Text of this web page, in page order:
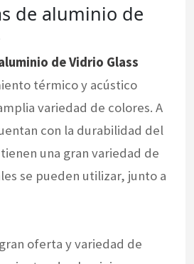
de aluminio de
de Vidrio Glass
térmico y acústico
variedad de colores. A
con la durabilidad del
una gran variedad de
se pueden utilizar, junto a
oferta y variedad de